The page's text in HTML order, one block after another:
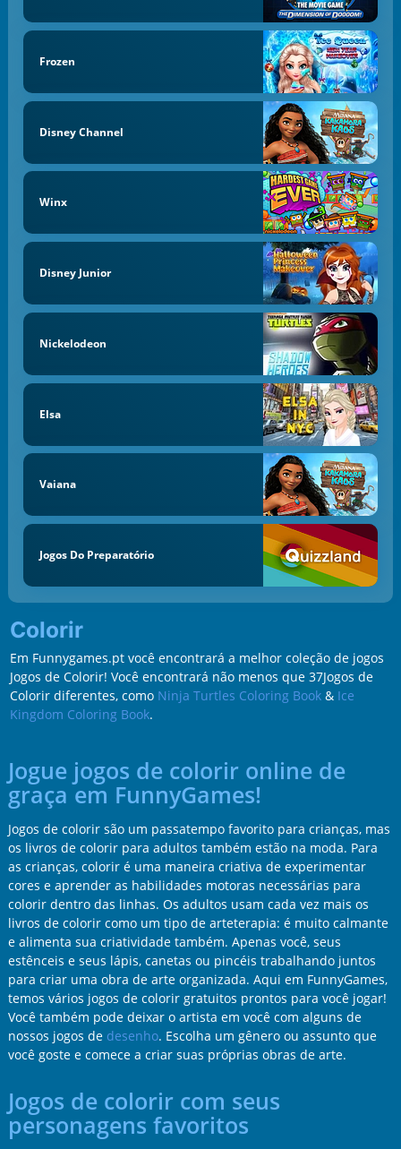
Frozen
Disney Channel
Winx
Disney Junior
Nickelodeon
Elsa
Vaiana
Jogos Do Preparatório
Colorir
Em Funnygames.pt você encontrará a melhor coleção de jogos
Jogos de Colorir! Você encontrará não menos que 37Jogos de
Colorir diferentes, como Ninja Turtles Coloring Book& Ice
Kingdom Coloring Book.
Jogue jogos de colorir online de
graça em FunnyGames!
Jogos de colorir são um passatempo favorito para crianças, mas
os livros de colorir para adultos também estão na moda. Para
as crianças, colorir é uma maneira criativa de experimentar
cores e aprender as habilidades motoras necessárias para
colorir dentro das linhas. Os adultos usam cada vez mais os
livros de colorir como um tipo de arteterapia: é muito calmante
e alimenta sua criatividade também. Apenas você, seus
estênceis e seus lápis, canetas ou pincéis trabalhando juntos
para criar uma obra de arte organizada. Aqui em FunnyGames,
temos vários jogos de colorir gratuitos prontos para você jogar!
Você também pode deixar o artista em você com alguns de
nossos jogos de desenho. Escolha um gênero ou assunto que
você goste e comece a criar suas próprias obras de arte.
Jogos de colorir com seus
personagens favoritos